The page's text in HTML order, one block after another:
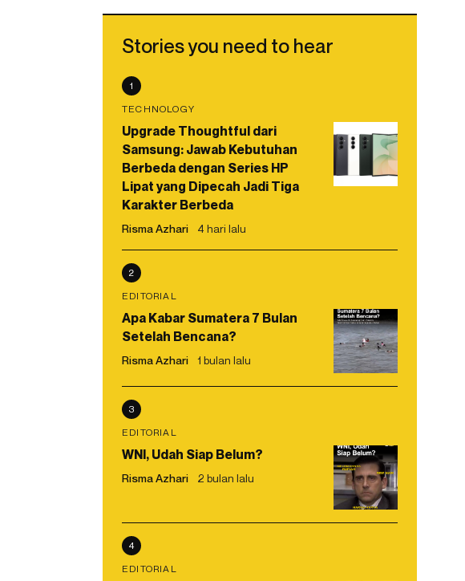
Stories you need to hear
1
TECHNOLOGY
Upgrade Thoughtful dari
Samsung: Jawab Kebutuhan
Berbeda dengan Series HP
Lipat yang Dipecah Jadi Tiga
Karakter Berbeda
Risma Azhari 4 hari lalu
2
EDITORIAL
Apa Kabar Sumatera 7 Bulan
Setelah Bencana?
Risma Azhari 1 bulan lalu
3
EDITORIAL
WNI, Udah Siap Belum?
Risma Azhari 2 bulan lalu
4
EDITORIAL